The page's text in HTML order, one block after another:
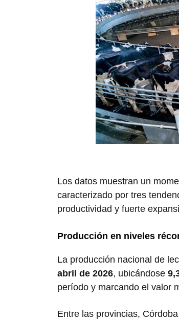
Los datos muestran un
caracterizado por tres
productividad y fuerte
Producción en niveles
La producción nacional de
abril de 2026, ubicándose
período y marcando el valor
Entre las provincias, Córdoba